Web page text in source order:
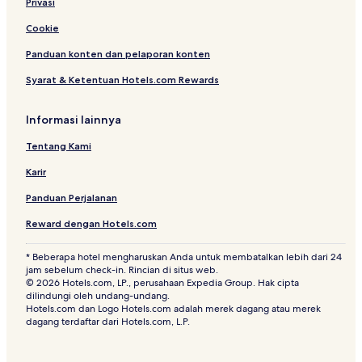
Cookie
Panduan konten dan pelaporan konten
Syarat & Ketentuan Hotels.com Rewards
Informasi lainnya
Tentang Kami
Karir
Panduan Perjalanan
Reward dengan Hotels.com
* Beberapa hotel mengharuskan Anda untuk membatalkan lebih dari 24
jam sebelum check-in. Rincian di situs web.
© 2026 Hotels.com, LP., perusahaan Expedia Group. Hak cipta
dilindungi oleh undang-undang.
Hotels.com dan Logo Hotels.com adalah merek dagang atau merek
dagang terdaftar dari Hotels.com, L.P.